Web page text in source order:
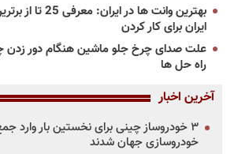
بهترین وانت ها در
ایران برای کار کردن
علت صدای چرخ جلو ماشین هنگام دور
راه حل ها
آخرین اخبار
خودروسازی جهان شدند